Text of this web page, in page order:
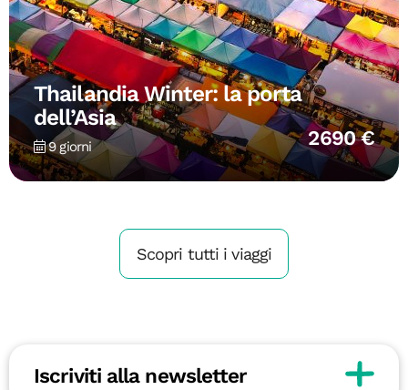
Thailandia Winter: la porta
dell’Asia
9 giorni 2690 €
Scopri tutti i viaggi
Iscriviti alla newsletter